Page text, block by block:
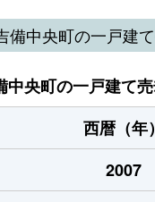
備中央町の一戸建
中央町の一戸建て
西暦（年）
2007